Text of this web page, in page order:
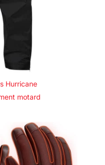
Hurricane
motard